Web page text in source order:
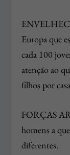
Europa que
cada 100
atenção ao
filhos por
FORÇAS
homens a
diferentes.